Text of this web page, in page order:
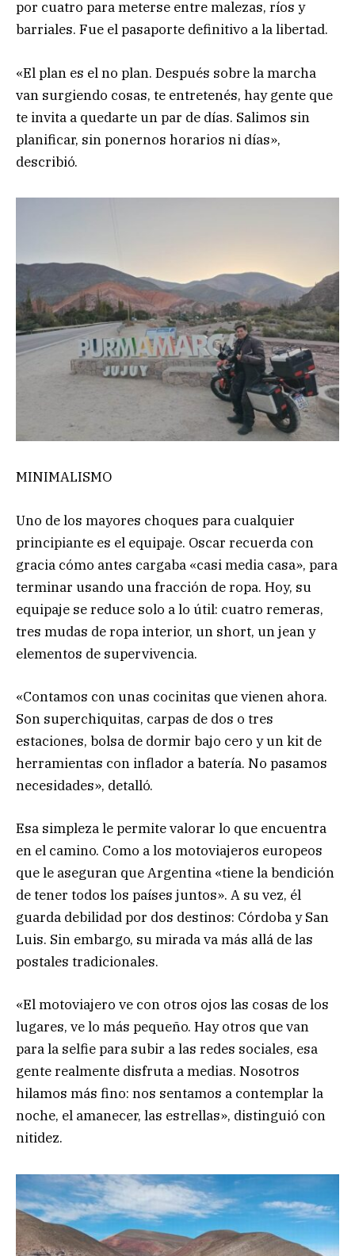
por cuatro para meterse entre malezas, ríos y
barriales. Fue el pasaporte definitivo a la libertad.
«El plan es el no plan. Después sobre la marcha
van surgiendo cosas, te entretenés, hay gente que
te invita a quedarte un par de días. Salimos sin
planificar, sin ponernos horarios ni días»,
describió.
MINIMALISMO
Uno de los mayores choques para cualquier
principiante es el equipaje. Oscar recuerda con
gracia cómo antes cargaba «casi media casa», para
terminar usando una fracción de ropa. Hoy, su
equipaje se reduce solo a lo útil: cuatro remeras,
tres mudas de ropa interior, un short, un jean y
elementos de supervivencia.
«Contamos con unas cocinitas que vienen ahora.
Son superchiquitas, carpas de dos o tres
estaciones, bolsa de dormir bajo cero y un kit de
herramientas con inflador a batería. No pasamos
necesidades», detalló.
Esa simpleza le permite valorar lo que encuentra
en el camino. Como a los motoviajeros europeos
que le aseguran que Argentina «tiene la bendición
de tener todos los países juntos». A su vez, él
guarda debilidad por dos destinos: Córdoba y San
Luis. Sin embargo, su mirada va más allá de las
postales tradicionales.
«El motoviajero ve con otros ojos las cosas de los
lugares, ve lo más pequeño. Hay otros que van
para la selfie para subir a las redes sociales, esa
gente realmente disfruta a medias. Nosotros
hilamos más fino: nos sentamos a contemplar la
noche, el amanecer, las estrellas», distinguió con
nitidez.